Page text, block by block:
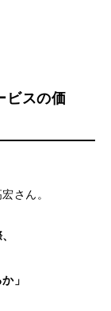
ビスの価
さん。
」